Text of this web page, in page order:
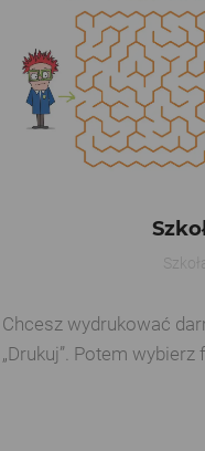
Chcesz wydrukować
„Drukuj”. Potem